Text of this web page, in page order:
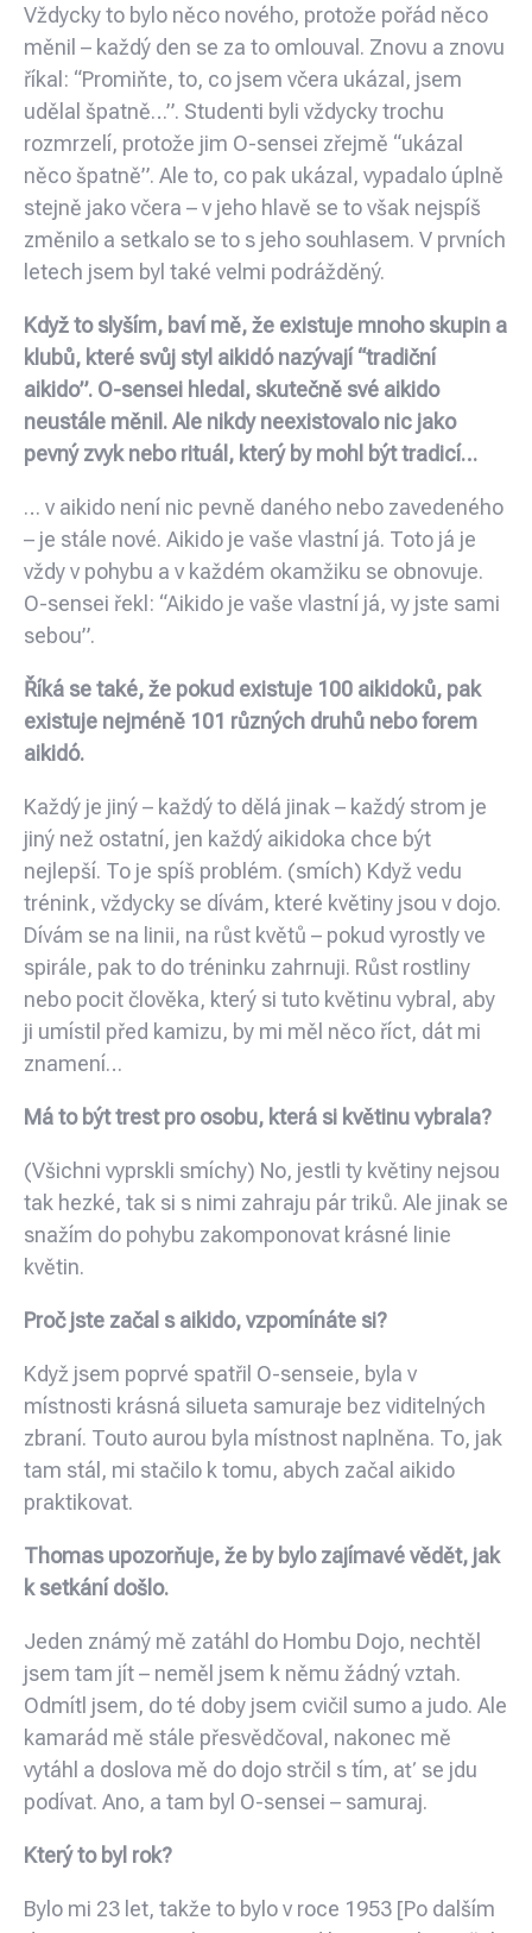
Vždycky to bylo něco nového, protože pořád něco
měnil – každý den se za to omlouval. Znovu a znovu
říkal: “Promiňte, to, co jsem včera ukázal, jsem
udělal špatně…”. Studenti byli vždycky trochu
rozmrzelí, protože jim O-sensei zřejmě “ukázal
něco špatně”. Ale to, co pak ukázal, vypadalo úplně
stejně jako včera – v jeho hlavě se to však nejspíš
změnilo a setkalo se to s jeho souhlasem. V prvních
letech jsem byl také velmi podrážděný.
Když to slyším, baví mě, že existuje mnoho skupin a
klubů, které svůj styl aikidó nazývají “tradiční
aikido”. O-sensei hledal, skutečně své aikido
neustále měnil. Ale nikdy neexistovalo nic jako
pevný zvyk nebo rituál, který by mohl být tradicí…
… v aikido není nic pevně daného nebo zavedeného
– je stále nové. Aikido je vaše vlastní já. Toto já je
vždy v pohybu a v každém okamžiku se obnovuje.
O-sensei řekl: “Aikido je vaše vlastní já, vy jste sami
sebou”.
Říká se také, že pokud existuje 100 aikidoků, pak
existuje nejméně 101 různých druhů nebo forem
aikidó.
Každý je jiný – každý to dělá jinak – každý strom je
jiný než ostatní, jen každý aikidoka chce být
nejlepší. To je spíš problém. (smích) Když vedu
trénink, vždycky se dívám, které květiny jsou v dojo.
Dívám se na linii, na růst květů – pokud vyrostly ve
spirále, pak to do tréninku zahrnuji. Růst rostliny
nebo pocit člověka, který si tuto květinu vybral, aby
ji umístil před kamizu, by mi měl něco říct, dát mi
znamení…
Má to být trest pro osobu, která si květinu vybrala?
(Všichni vyprskli smíchy) No, jestli ty květiny nejsou
tak hezké, tak si s nimi zahraju pár triků. Ale jinak se
snažím do pohybu zakomponovat krásné linie
květin.
Proč jste začal s aikido, vzpomínáte si?
Když jsem poprvé spatřil O-senseie, byla v
místnosti krásná silueta samuraje bez viditelných
zbraní. Touto aurou byla místnost naplněna. To, jak
tam stál, mi stačilo k tomu, abych začal aikido
praktikovat.
Thomas upozorňuje, že by bylo zajímavé vědět, jak
k setkání došlo.
Jeden známý mě zatáhl do Hombu Dojo, nechtěl
jsem tam jít – neměl jsem k němu žádný vztah.
Odmítl jsem, do té doby jsem cvičil sumo a judo. Ale
kamarád mě stále přesvědčoval, nakonec mě
vytáhl a doslova mě do dojo strčil s tím, ať se jdu
podívat. Ano, a tam byl O-sensei – samuraj.
Který to byl rok?
Bylo mi 23 let, takže to bylo v roce 1953 [Po dalším